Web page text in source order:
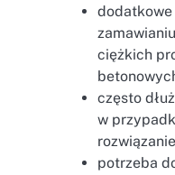
dodatkowe
ciężkich
często
w
potrzeba